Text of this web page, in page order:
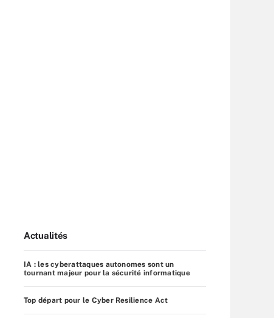
Actualités
IA : les cyberattaques autonomes sont un
tournant majeur pour la sécurité informatique
Top départ pour le Cyber Resilience Act